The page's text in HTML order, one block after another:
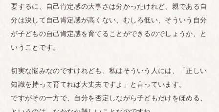
要するに、自己肯定感の大事さは分かったけれど、親である自
分は決して自己肯定感が高くない、むしろ低い、そういう自分
が子どもの自己肯定感を育てることができるのでしょうか、と
いうことです。
切実な悩みなのですけれども、私はそういう人には、「正しい
知識を持って育てれば大丈夫ですよ」と言っています。
ですがその一方で、自分を否定しながら子どもだけをほめる、